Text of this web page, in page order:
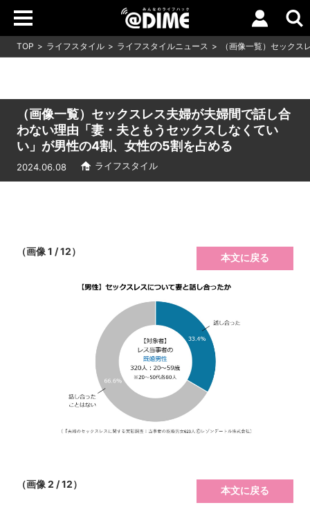
TOP ライフスタイル ライフスタイルニュース （画像一覧）セック
（画像一覧）セックスレス夫婦が夫婦間で話し合
わない理由「妻・夫ともうセックスしなくてい
い」が男性の4割、女性の5割を占める
2024.06.08 ライフスタイル
（画像 1 / 12）
本文に戻る
（画像 2 / 12）
本文に戻る